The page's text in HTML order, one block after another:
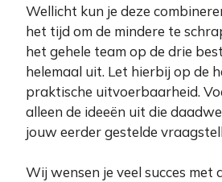
Wellicht kun je deze
het tijd om de mindere te
het gehele team op de drie
helemaal uit. Let hierbij op de
praktische uitvoerbaarheid.
alleen de ideeën uit die
jouw eerder gestelde
Wij wensen je veel succes met